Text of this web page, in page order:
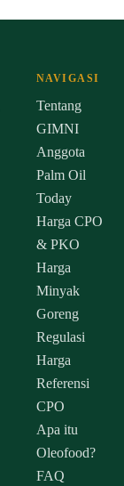
NAVIGASI
Tentang
GIMNI
Anggota
Palm Oil
Today
Harga CPO
& PKO
Harga
Minyak
Goreng
Regulasi
Harga
Referensi
CPO
Apa itu
Oleofood?
FAQ